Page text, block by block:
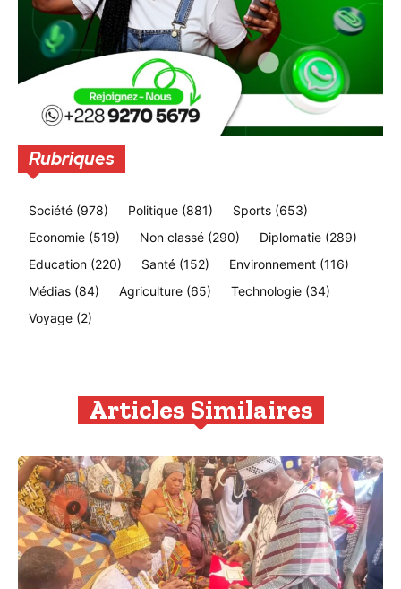
Rubriques
Société (978) Politique (881) Sports (653)
Economie (519) Non classé (290) Diplomatie (289)
Education (220) Santé (152) Environnement (116)
Médias (84) Agriculture (65) Technologie (34)
Voyage (2)
Articles Similaires